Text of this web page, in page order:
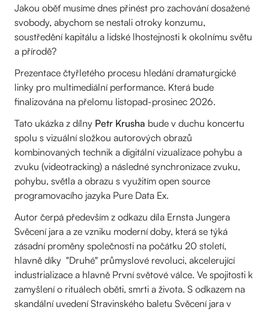
Jakou oběť musíme dnes přinést pro zachování dosažené
svobody, abychom se nestali otroky konzumu,
soustředění kapitálu a lidské lhostejnosti k okolnímu světu
a přírodě?
Prezentace čtyřletého procesu hledání dramaturgické
linky pro multimediální performance. Která bude
finalizována na přelomu listopad-prosinec 2026.
Tato ukázka z dílny Petr Krusha bude v duchu koncertu
spolu s vizuální složkou autorových obrazů
kombinovaných technik a digitální vizualizace pohybu a
zvuku (videotracking) a následné synchronizace zvuku,
pohybu, světla a obrazu s využitím open source
programovacího jazyka Pure Data Ex.
Autor čerpá především z odkazu díla Ernsta Jungera
Svěcení jara a ze vzniku moderní doby, která se týká
zásadní proměny společnosti na počátku 20 století,
hlavně díky "Druhé" průmyslové revoluci, akcelerující
industrializace a hlavně První světové válce. Ve spojitosti k
zamyšlení o rituálech oběti, smrti a života. S odkazem na
skandální uvedení Stravinského baletu Svěcení jara v